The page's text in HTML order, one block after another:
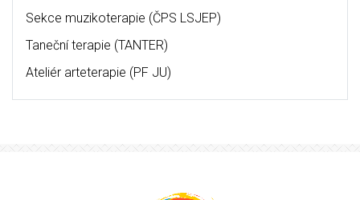
Sekce muzikoterapie (ČPS LSJEP)
Taneční terapie (TANTER)
Ateliér arteterapie (PF JU)